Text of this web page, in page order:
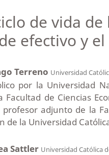
de vida
efectivo y
Terreno Universidad
por la Universidad
Facultad de Ciencias
adjunto de la
de la Universidad
Sattler Universidad Católica